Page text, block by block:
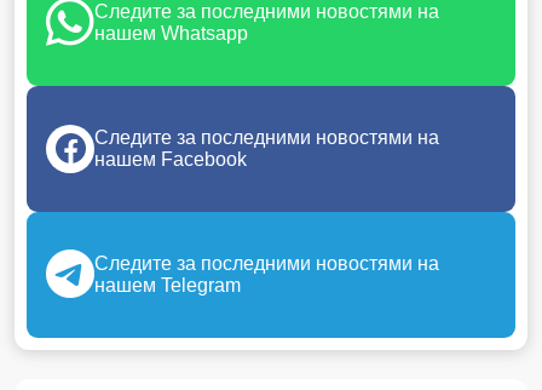
Следите за последними новостями на
нашем Whatsapp
Следите за последними новостями на
нашем Facebook
Следите за последними новостями на
нашем Telegram